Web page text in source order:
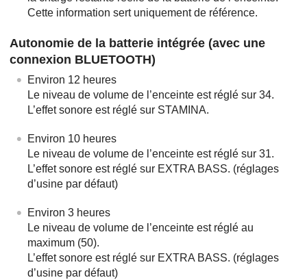
Cette information sert uniquement de référence.
Autonomie de la batterie intégrée (avec une
connexion BLUETOOTH)
Environ 12 heures
Le niveau de volume de l’enceinte est réglé sur 34.
L’effet sonore est réglé sur STAMINA.
Environ 10 heures
Le niveau de volume de l’enceinte est réglé sur 31.
L’effet sonore est réglé sur EXTRA BASS. (réglages
d’usine par défaut)
Environ 3 heures
Le niveau de volume de l’enceinte est réglé au
maximum (50).
L’effet sonore est réglé sur EXTRA BASS. (réglages
d’usine par défaut)